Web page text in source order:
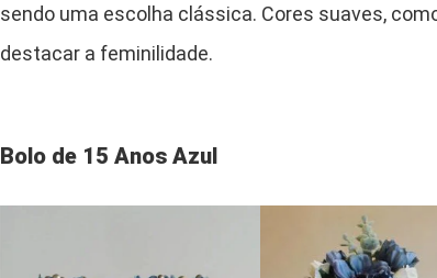
sendo uma escolha clássica. Cores suaves,
destacar a feminilidade.
Bolo de 15 Anos Azul